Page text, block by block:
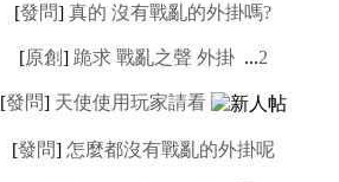
[發問] 真的 沒有戰亂的外掛嗎?
[原創] 跪求 戰亂之聲 外掛 ...2
[發問] 天使使用玩家請看
[發問] 怎麼都沒有戰亂的外掛呢